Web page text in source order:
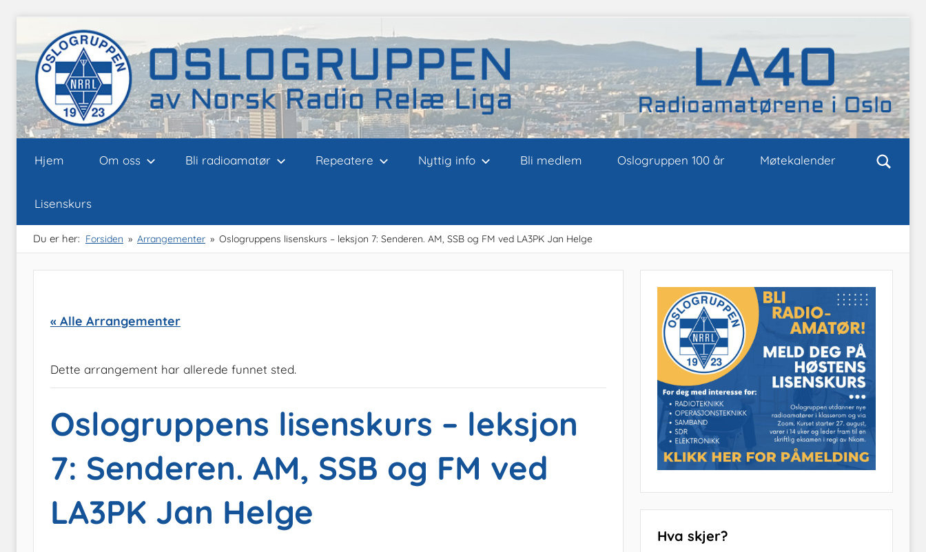
to
content
Oslogruppen
av
NRRL
Hjem Om oss Bli radioamatør Repeatere Nyttig info Bli medlem Oslogruppen 100 år Møtekalender
Lisenskurs
Du er her: Forsiden Arrangementer Oslogruppens lisenskurs – leksjon 7: Senderen. AM, SSB og FM ved LA3PK Jan Helge
« Alle Arrangementer
Dette arrangement har allerede funnet sted.
Oslogruppens lisenskurs – leksjon
7: Senderen. AM, SSB og FM ved
LA3PK Jan Helge
Hva skjer?